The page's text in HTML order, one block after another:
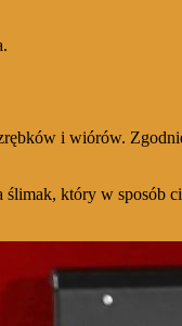
i wiórów.
który w sposób